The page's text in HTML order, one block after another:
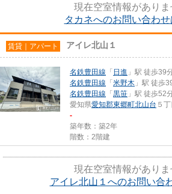
現在空室情報がありま
タカネへのお問い合わ
賃貸｜アパート アイレ北山１
名鉄豊田線 「 日進 」駅 徒歩39
名鉄豊田線 「 米野木 」駅 徒歩
名鉄豊田線 「 黒笹 」駅 徒歩52
愛知県愛知郡東郷町北山台 ５
-
築年数：築2年
階数：2階建
現在空室情報がありま
アイレ北山１へのお問い合